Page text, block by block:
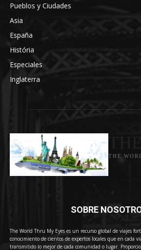
Pueblos y Ciudades
Asia
España
História
Especiales
Inglaterra
THE
SOBRE
The World Thru My Eyes es un recurso global de viajes
conocimiento de cientos de expertos locales que en cada
transmitido lo mejor de cada comunidad o lugar.